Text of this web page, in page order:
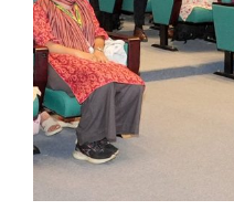
নিরাপদ অভিবাসন, সমৃদ্ধ